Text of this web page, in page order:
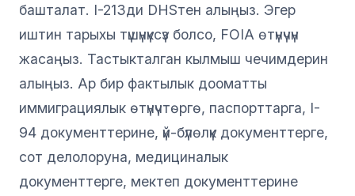
башталат. I-213ди DHSтен алыңыз. Эгер
иштин тарыхы түшүнүксүз болсо, FOIA өтүнүчүн
жасаңыз. Тастыкталган кылмыш чечимдерин
алыңыз. Ар бир фактылык дооматты
иммиграциялык өтүнүчтөргө, паспорттарга, I-
94 документтерине, үй-бүлөлүк документтерге,
сот делолоруна, медициналык
документтерге, мектеп документтерине